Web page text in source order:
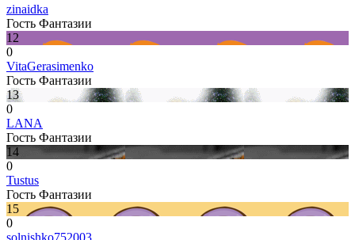
zinaidka
Гость Фантазии
12
0
VitaGerasimenko
Гость Фантазии
13
0
LANA
Гость Фантазии
14
0
Tustus
Гость Фантазии
15
0
solnishko752003